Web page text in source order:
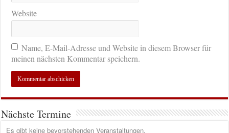
Website
Name, E-Mail-Adresse und Website in diesem Browser für
meinen nächsten Kommentar speichern.
Nächste Termine
Es gibt keine bevorstehenden Veranstaltungen.